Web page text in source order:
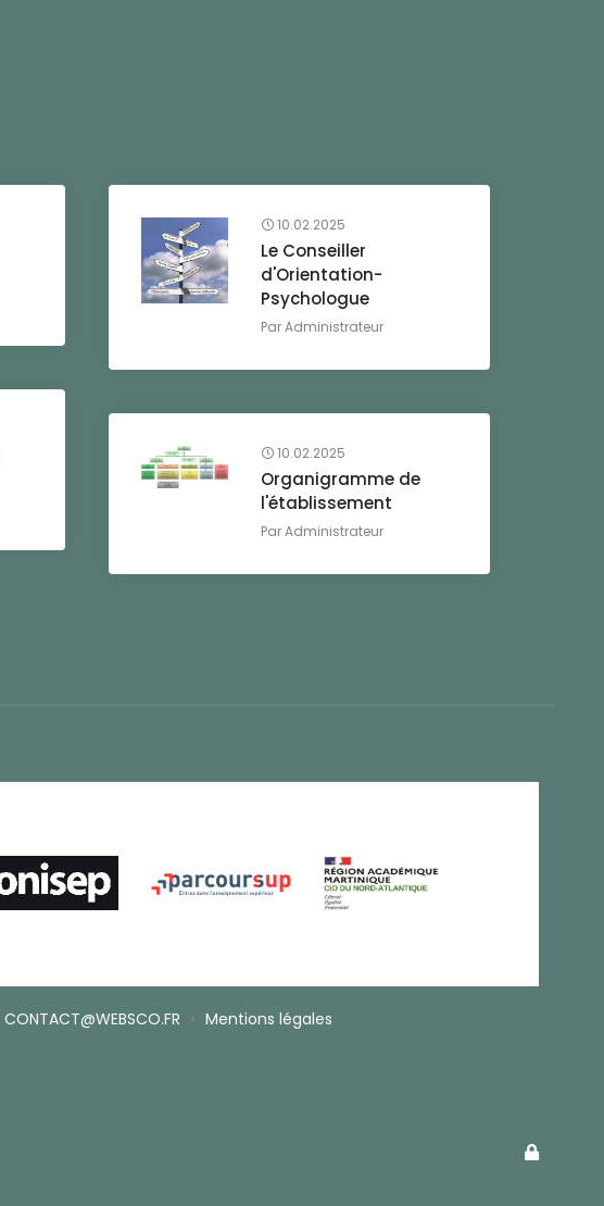
10.02.2025
Le Conseiller
d'Orientation-
Psychologue
ParAdministrateur
10.02.2025
Organigramme de
l'établissement
ParAdministrateur
CONTACT@WEBSCO.FR • Mentions légales